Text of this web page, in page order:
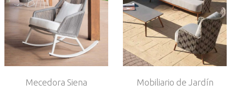
Mecedora Siena
Mobiliario de Jardín